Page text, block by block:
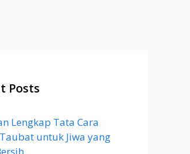
Posts
Lengkap Tata Cara
untuk Jiwa yang